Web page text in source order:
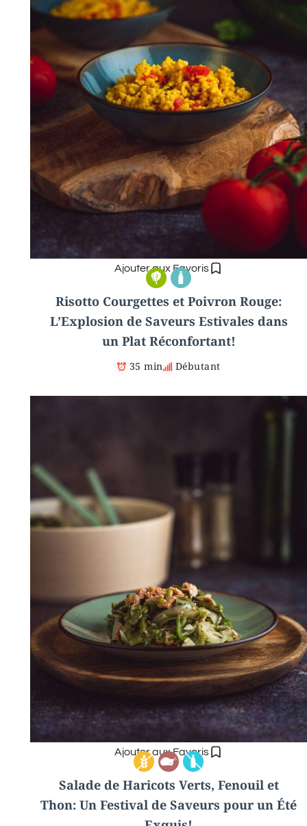
Ajouter aux Favoris
Risotto Courgettes et Poivron Rouge:
L’Explosion de Saveurs Estivales dans
un Plat Réconfortant!
35 min Débutant
Ajouter aux Favoris
Salade de Haricots Verts, Fenouil et
Thon: Un Festival de Saveurs pour un Été